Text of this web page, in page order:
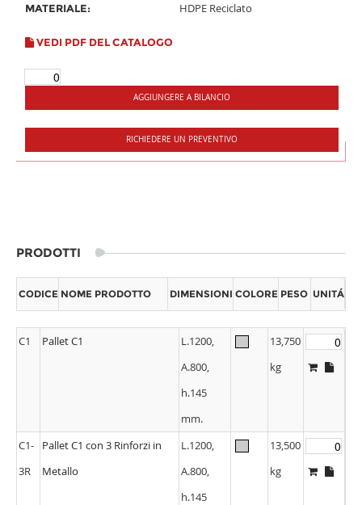
MATERIALE:
HDPE Reciclato
VEDI PDF DEL CATALOGO
AGGIUNGERE A BILANCIO
RICHIEDERE UN PREVENTIVO
PRODOTTI
CODICE NOME PRODOTTO DIMENSIONI COLORE PESO UNITÁ
C1 Pallet C1
L.1200,
A.800,
h.145
mm.
13,750
kg
C1-
3R
Pallet C1 con 3 Rinforzi in
Metallo
L.1200,
A.800,
h.145
13,500
kg